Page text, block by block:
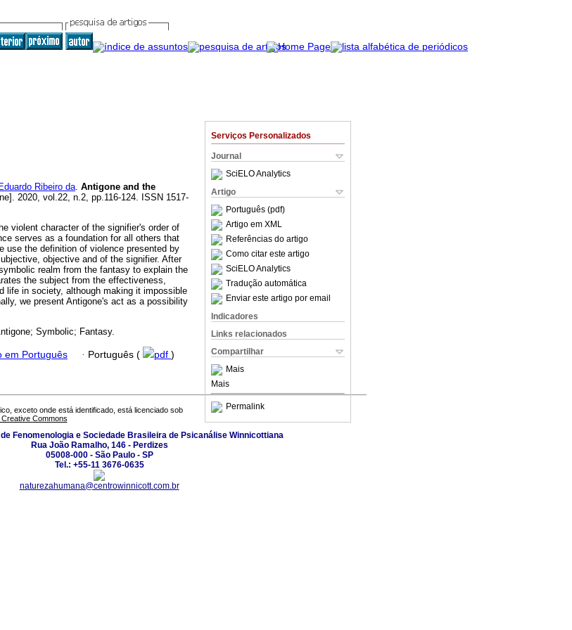
Serviços Personalizados
Journal
SciELO Analytics
Artigo
Português (pdf)
Artigo em XML
Referências do artigo
Como citar este artigo
SciELO Analytics
Tradução automática
Enviar este artigo por email
Indicadores
Links relacionados
Compartilhar
Mais
Mais
Permalink
Ribeiro da. Antigone and the
2020, vol.22, n.2, pp.116-124. ISSN 1517-
violent character of the signifier's order of
serves as a foundation for all others that
use the definition of violence presented by
objective and of the signifier. After
realm from the fantasy to explain the
the subject from the effectiveness,
life in society, although making it impossible
we present Antigone's act as a possibility
Symbolic; Fantasy.
em Português · Português ( pdf )
exceto onde está identificado, está licenciado sob
Creative Commons
Fenomenologia e Sociedade Brasileira de Psicanálise Winnicottiana
Rua João Ramalho, 146 - Perdizes
05008-000 - São Paulo - SP
Tel.: +55-11 3676-0635
naturezahumana@centrowinnicott.com.br